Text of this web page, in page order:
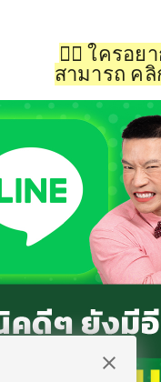
👉🏻 ใครอ
สามารถ ค